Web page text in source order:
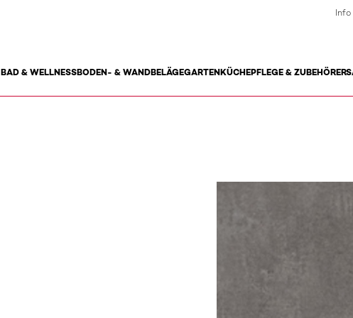
BAD & WELLNESSBODEN- & WANDBELÄGEGARTENKÜCHEPFLEGE & ZUBEHÖR
Info